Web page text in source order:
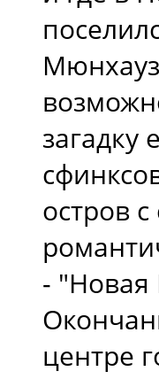
загадку
остров
- "Новая
центре